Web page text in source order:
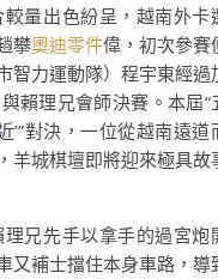
量出色紛呈，越南外卡
攀奧迪零件偉，初次參賽
智力運動隊）程宇東經過
賴理兄會師決賽。本屆“
’”對決，一位從越南遠道
羊城棋壇即將迎來極具故
兄先手以拿手的過宮炮
又補士擋住本身車路，導